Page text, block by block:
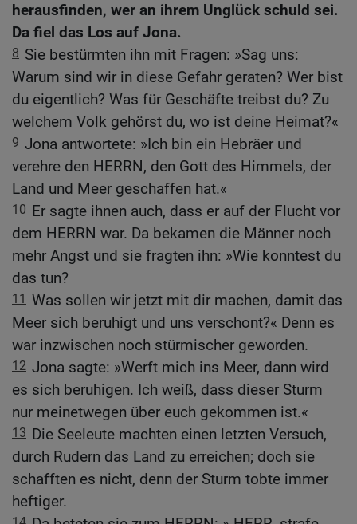
herausfinden, wer an ihrem Unglück schuld sei.
Da fiel das Los auf Jona.
8 Sie bestürmten ihn mit Fragen: »Sag uns:
Warum sind wir in diese Gefahr geraten? Wer bist
du eigentlich? Was für Geschäfte treibst du? Zu
welchem Volk gehörst du, wo ist deine Heimat?«
9 Jona antwortete: »Ich bin ein Hebräer und
verehre den HERRN, den Gott des Himmels, der
Land und Meer geschaffen hat.«
10 Er sagte ihnen auch, dass er auf der Flucht vor
dem HERRN war. Da bekamen die Männer noch
mehr Angst und sie fragten ihn: »Wie konntest du
das tun?
11 Was sollen wir jetzt mit dir machen, damit das
Meer sich beruhigt und uns verschont?« Denn es
war inzwischen noch stürmischer geworden.
12 Jona sagte: »Werft mich ins Meer, dann wird
es sich beruhigen. Ich weiß, dass dieser Sturm
nur meinetwegen über euch gekommen ist.«
13 Die Seeleute machten einen letzten Versuch,
durch Rudern das Land zu erreichen; doch sie
schafften es nicht, denn der Sturm tobte immer
heftiger.